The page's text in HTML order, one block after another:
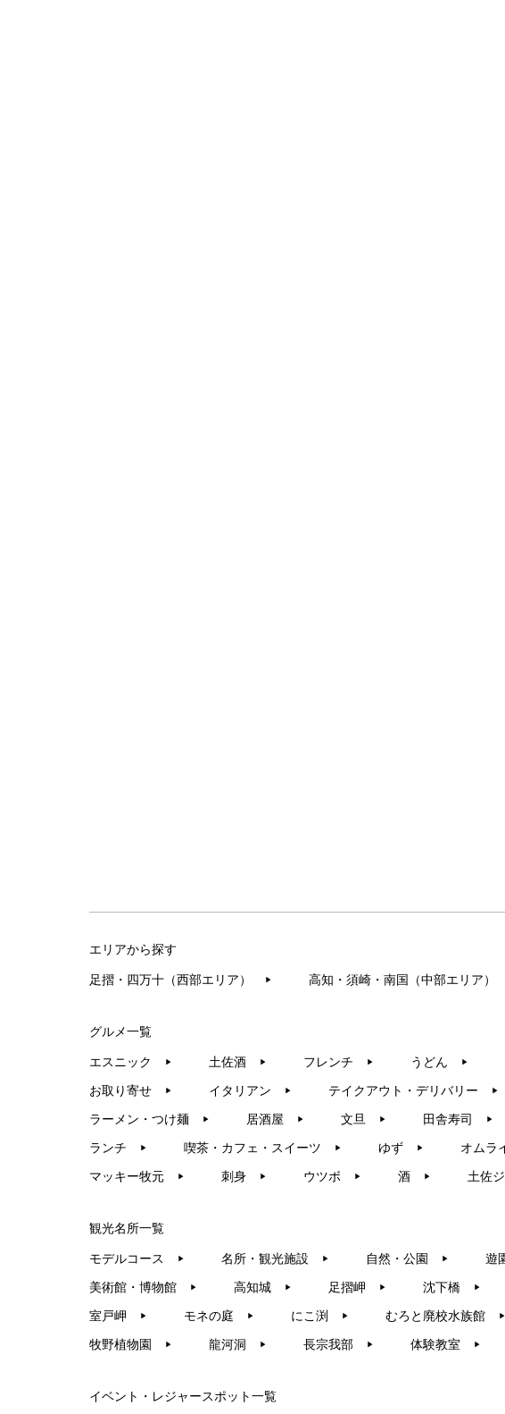
エリアから探す
足摺・四万十（西部エリア） ▶︎ 高知・須崎・南国（中部エリア）
グルメ一覧
エスニック ▶︎ 土佐酒 ▶︎ フレンチ ▶︎ うどん ▶︎
お取り寄せ ▶︎ イタリアン ▶︎ テイクアウト・デリバリー ▶︎
ラーメン・つけ麺 ▶︎ 居酒屋 ▶︎ 文旦 ▶︎ 田舎寿司 ▶︎
ランチ ▶︎ 喫茶・カフェ・スイーツ ▶︎ ゆず ▶︎ オムラ
マッキー牧元 ▶︎ 刺身 ▶︎ ウツボ ▶︎ 酒 ▶︎ 土佐
観光名所一覧
モデルコース ▶︎ 名所・観光施設 ▶︎ 自然・公園 ▶︎ 遊
美術館・博物館 ▶︎ 高知城 ▶︎ 足摺岬 ▶︎ 沈下橋 ▶︎
室戸岬 ▶︎ モネの庭 ▶︎ にこ渕 ▶︎ むろと廃校水族館 ▶︎
牧野植物園 ▶︎ 龍河洞 ▶︎ 長宗我部 ▶︎ 体験教室 ▶︎
イベント・レジャースポット一覧